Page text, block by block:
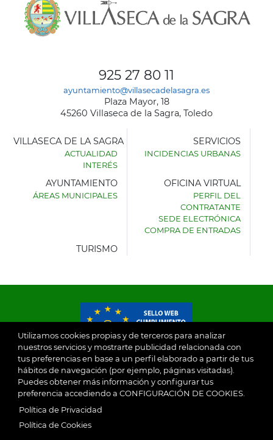
Utilizamos cookies propias y de terceros para analizar
nuestros servicios y mostrarte publicidad relacionada con
tus preferencias en base a un perfil elaborado a partir de tus
hábitos de navegación (por ejemplo, páginas visitadas).
Puedes obtener más información y configurar tus
preferencia accediendo a CONFIGURACIÓN DE COOKIES.
Política de Privacidad
Política de Cookies
925 27 80 11
ayuntamiento@villasecadelasagra.es
Plaza Mayor, 18
45260 Villaseca de la Sagra, Toledo
AYUNTAMIENTO
VILLASECA DE LA SAGRA
ACTUALIDAD
INTERÉS
SERVICIOS
INCIDENCIAS URBANAS
AYUNTAMIENTO
ÁREAS MUNICIPALES
OFICINA VIRTUAL
PERFIL DEL
CONTRATANTE
SEDE ELECTRÓNICA
COMPRA DE ENTRADAS
TURISMO
© 2026
Ayuntamiento de Villaseca de la Sagra Aviso Legal